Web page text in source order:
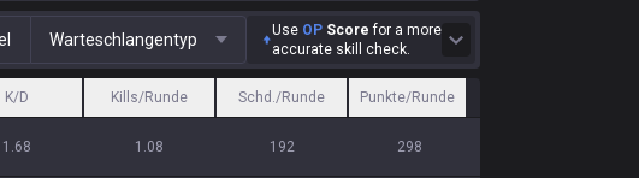
Warteschlangentyp Use OP Score for a more
accurate skill check.
K/D Kills/Runde Schd./Runde Punkte/Runde
1.68 1.08 192 298